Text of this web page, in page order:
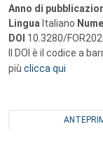
Anno di
Lingua Italiano
DOI 10.3280/
Il DOI è il codice a
più clicca qui